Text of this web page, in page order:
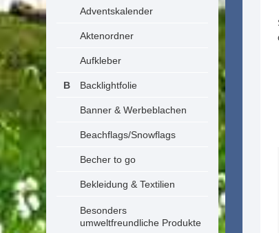
Adventskalender
Aktenordner
Aufkleber
Backlightfolie
Banner & Werbeblachen
Beachflags/Snowflags
Becher to go
Bekleidung & Textilien
Besonders
umweltfreundliche Produkte